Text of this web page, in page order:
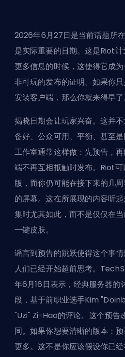
2026年6月27日是当前话题所
是实际重要的日期。这是Riot
更多信息的时候，这使得它成
非可玩的发布的证明。如果你
安装客户端，那么你就来得早了
揭晓日期会让玩家兴奋。这并
备好、公众可用、平衡、甚至是
工作室通常这样做：先预告，
端不再互相抵触时发布。Riot可
版，而你仍可能在接下来的几
的屏幕。这在所展现的内容听
集时尤其如此，而不是仅仅在
一键皮肤。
谣言到预告的跳跃使得这个事
人们已经开始超前思考。
年6月16日表示，经典服务器的
段，基于前职业选手Kim
"Uzi" Zi-Hao的评论。这个预告
同。如果你想要清晰的版本：
更多。这不是你应该假设你已经